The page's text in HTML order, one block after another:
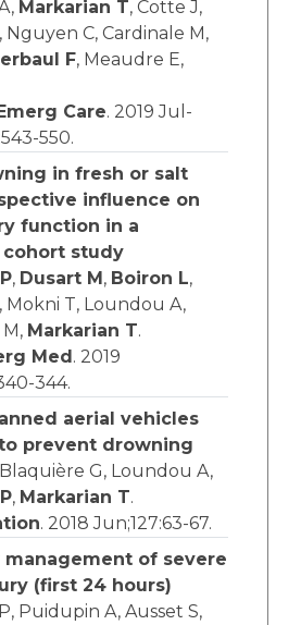
Markarian T, Cotte J,
, Nguyen C, Cardinale M,
F, Meaudre E,
Care. 2019 Jul-
550.
in fresh or salt
influence on
function in a
study
, Dusart M , Boiron L,
, Mokni T, Loundou A,
Markarian T.
Med . 2019
344.
aerial vehicles
prevent drowning
G, Loundou A,
, Markarian T.
. 2018 Jun;127:63-67.
management of severe
(first 24 hours)
Puidupin A, Ausset S,